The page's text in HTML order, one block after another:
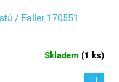
/ Faller 170551
Skladem (1 ks)